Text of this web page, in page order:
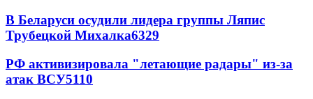
В Беларуси осудили лидера группы Ляпис
Трубецкой Михалка6329
РФ активизировала "летающие радары" из-за
атак ВСУ5110